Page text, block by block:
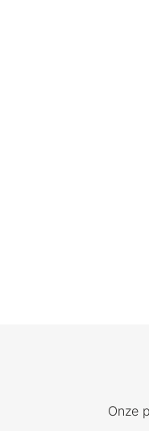
Onze